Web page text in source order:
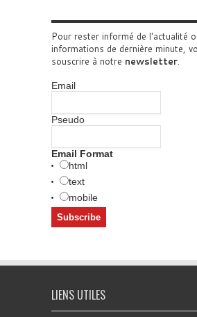
Pour rester informé de l'actualité
informations de dernière minute,
souscrire à notre newsletter.
Email
Pseudo
Email Format
html
text
mobile
LIENS UTILES